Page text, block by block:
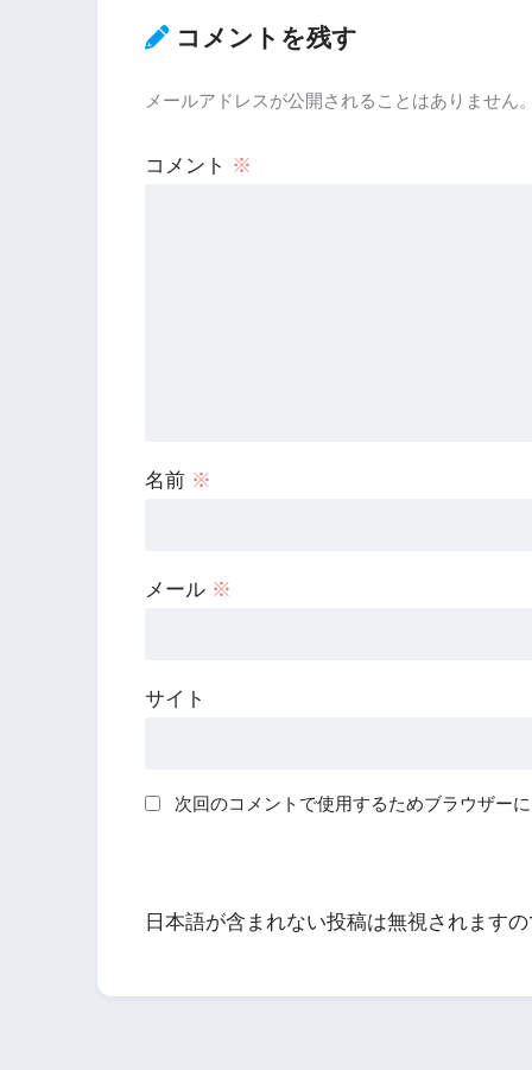
コメントを残す
メールアドレスが公開されることはありません
コメント ※
名前 ※
メール ※
サイト
次回のコメントで使用するためブラウザー
日本語が含まれない投稿は無視されます